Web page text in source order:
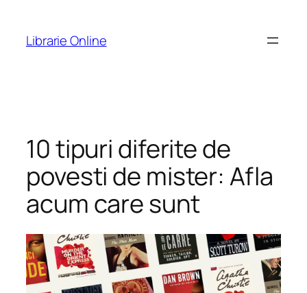
content
Librarie Online
10 tipuri diferite de
povesti de mister: Afla
acum care sunt